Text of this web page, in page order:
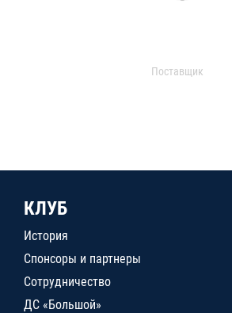
Поставщик
КЛУБ
История
Спонсоры и партнеры
Сотрудничество
ДС «Большой»